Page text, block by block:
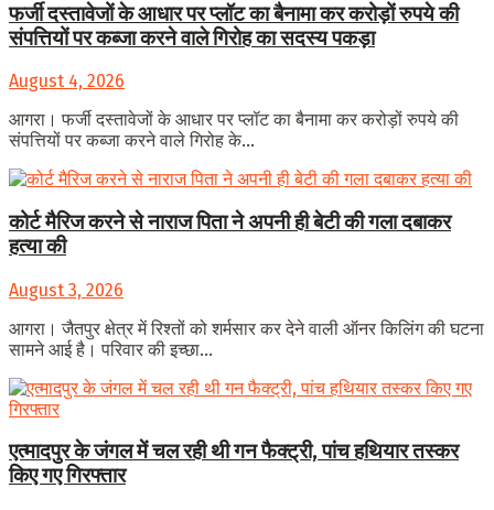
फर्जी दस्तावेजों के आधार पर प्लॉट का बैनामा कर करोड़ों रुपये की
संपत्तियों पर कब्जा करने वाले गिरोह का सदस्य पकड़ा
August 4, 2026
आगरा। फर्जी दस्तावेजों के आधार पर प्लॉट का बैनामा कर करोड़ों रुपये की
संपत्तियों पर कब्जा करने वाले गिरोह के...
कोर्ट मैरिज करने से नाराज पिता ने अपनी ही बेटी की गला दबाकर
हत्या की
August 3, 2026
आगरा। जैतपुर क्षेत्र में रिश्तों को शर्मसार कर देने वाली ऑनर किलिंग की घटना
सामने आई है। परिवार की इच्छा...
एत्मादपुर के जंगल में चल रही थी गन फैक्ट्री, पांच हथियार तस्कर
किए गए गिरफ्तार